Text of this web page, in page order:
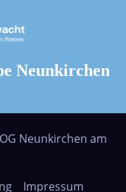
Neunkirchen
Neunkirchen am
Impressum